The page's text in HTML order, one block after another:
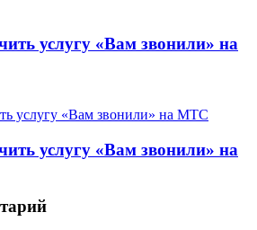
услугу «Вам звонили» на
услугу «Вам звонили» на